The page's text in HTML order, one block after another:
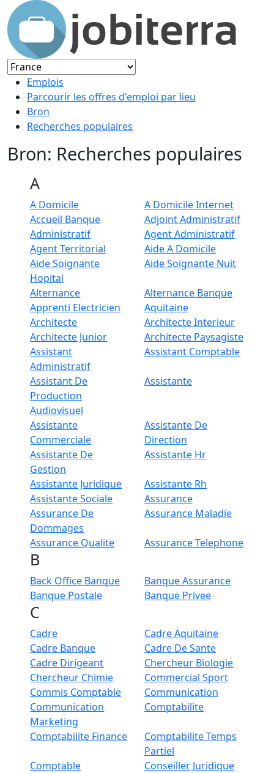
Emplois
Parcourir les offres d'emploi par lieu
Bron
Recherches populaires
Bron: Recherches populaires
A
A Domicile
A Domicile Internet
Accueil Banque
Adjoint Administratif
Administratif
Agent Administratif
Agent Territorial
Aide A Domicile
Aide Soignante
Hopital
Aide Soignante Nuit
Alternance
Alternance Banque
Apprenti Electricien
Aquitaine
Architecte
Architecte Interieur
Architecte Junior
Architecte Paysagiste
Assistant
Administratif
Assistant Comptable
Assistant De
Production
Audiovisuel
Assistante
Assistante
Commerciale
Assistante De
Direction
Assistante De
Gestion
Assistante Hr
Assistante Juridique
Assistante Rh
Assistante Sociale
Assurance
Assurance De
Dommages
Assurance Maladie
Assurance Qualite Assurance Telephone
B
Back Office Banque
Banque Assurance
Banque Postale
Banque Privee
C
Cadre
Cadre Aquitaine
Cadre Banque
Cadre De Sante
Cadre Dirigeant
Chercheur Biologie
Chercheur Chimie
Commercial Sport
Commis Comptable
Communication
Communication
Marketing
Comptabilite
Comptabilite Finance
Comptabilite Temps
Partiel
Comptable
Conseiller Juridique